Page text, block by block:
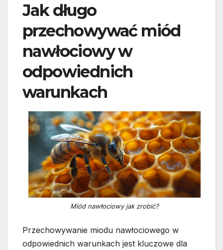
Jak długo
przechowywać miód
nawłociowy w
odpowiednich
warunkach
Miód nawłociowy jak zrobić?
Przechowywanie miodu nawłociowego w
odpowiednich warunkach jest kluczowe dla